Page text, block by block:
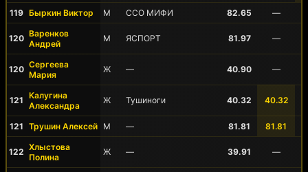
119 Быркин Виктор М ССО МИФИ 82.65 —
120 Варенков
Андрей
М ЯСПОРТ 81.97 —
120 Сергеева
Мария
Ж — 40.90 —
121 Калугина
Александра
Ж Тушиноги 40.32 40.32
121 Трушин Алексей М — 81.81 81.81
122 Хлыстова
Полина
Ж — 39.91 —